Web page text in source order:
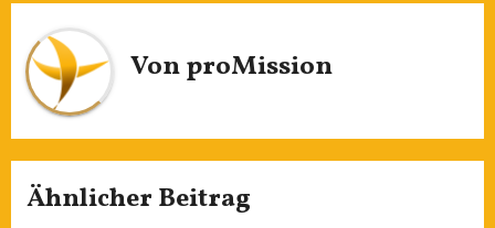
VonproMission
Ähnlicher Beitrag